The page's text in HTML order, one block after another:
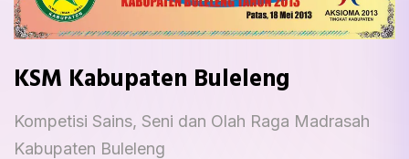
KSM Kabupaten Buleleng
Kompetisi Sains, Seni dan Olah Raga Madrasah
Kabupaten Buleleng